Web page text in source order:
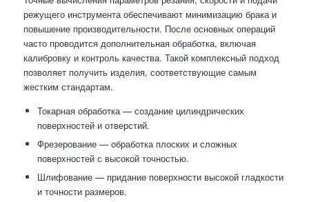
режущего инструмента обеспечивают минимизацию брака и
повышение производительности. После основных операций
часто проводится дополнительная обработка, включая
калибровку и контроль качества. Такой комплексный подход
позволяет получить изделия, соответствующие самым
жестким стандартам.
Токарная обработка — создание цилиндрических
поверхностей и отверстий.
Фрезерование — обработка плоских и сложных
поверхностей с высокой точностью.
Шлифование — придание поверхности высокой гладкости
и точности размеров.